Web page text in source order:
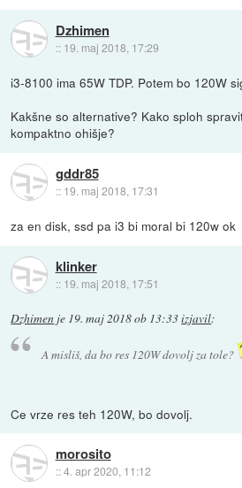
Dzhimen
:: 19. maj 2018, 17:29
i3-8100 ima 65W TDP. Potem bo 120W
Kakšne so alternative? Kako sploh
kompaktno ohišje?
gddr85
:: 19. maj 2018, 17:31
za en disk, ssd pa i3 bi moral bi 120w ok
klinker
:: 19. maj 2018, 17:51
Dzhimen je 19. maj 2018 ob 13:33izjavil:
A misliš, da bo res 120W dovolj za tole?
Ce vrze res teh 120W, bo dovolj.
morosito
::4. apr 2020, 11:12